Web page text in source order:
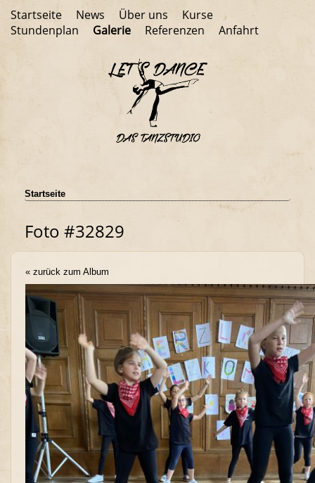
Startseite News Über uns
Kurse
Stundenplan
Galerie Referenzen Anfahrt
Startseite
Foto #32829
« zurück zum Album